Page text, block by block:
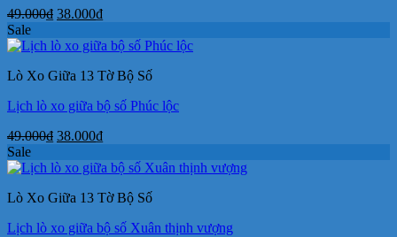
49.000₫ Giá
là:
38.000₫Giá
tại
38.000₫.
Sale
Lò Xo Giữa 13 Tờ Bộ Số
Lịch lò xo giữa bộ số Phúc lộc
49.000₫ Giá
là:
38.000₫Giá
tại
38.000₫.
Sale
Lò Xo Giữa 13 Tờ Bộ Số
Lịch lò xo giữa bộ số Xuân thịnh vượng